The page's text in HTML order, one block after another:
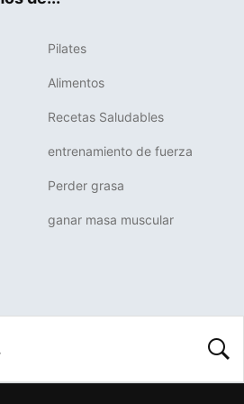
Pilates
Alimentos
Recetas Saludables
entrenamiento de fuerza
Perder grasa
ganar masa muscular